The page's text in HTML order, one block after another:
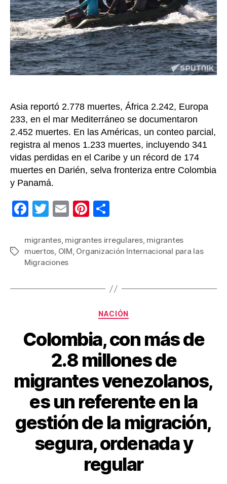
los
al
8.938
Asia reportó 2.778 muertes, África 2.242, Europa
233, en el mar Mediterráneo se documentaron
2.452 muertes. En las Américas, un conteo parcial,
registra al menos 1.233 muertes, incluyendo 341
vidas perdidas en el Caribe y un récord de 174
muertes en Darién, selva fronteriza entre Colombia
y Panamá.
F
c
e
o
T
tt
er
E
ail
Pi
er
e
m
p
tir
Etiquetas
migrantes, migrantes irregulares, migrantes
muertos, OIM, Organización Internacional para las
Migraciones
Categorías
NACIÓN
Colombia, con más de
2.8 millones de
migrantes venezolanos,
es un referente en la
gestión de la migración,
segura, ordenada y
regular